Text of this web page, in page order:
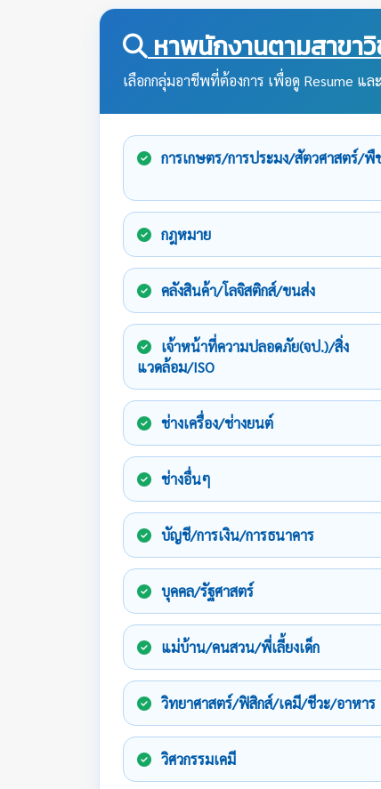
หาพนักงานตามสาขา
เลือกกลุ่มอาชีพที่ต้องการ เพื่อดู Resume แ
การเกษตร/การประมง/สัตวศาสตร์/พื
กฎหมาย
คลังสินค้า/โลจิสติกส์/ขนส่ง
เจ้าหน้าที่ความปลอดภัย(จป.)/สิ่ง
แวดล้อม/ISO
ช่างเครื่อง/ช่างยนต์
ช่างอื่นๆ
บัญชี/การเงิน/การธนาคาร
บุคคล/รัฐศาสตร์
แม่บ้าน/คนสวน/พี่เลี้ยงเด็ก
วิทยาศาสตร์/ฟิสิกส์/เคมี/ชีวะ/อาหาร
วิศวกรรมเคมี